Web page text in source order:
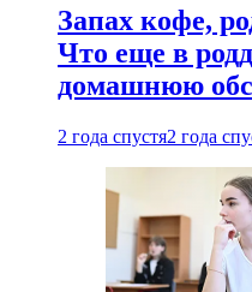
Запах кофе,
Что еще в
домашнюю
2 года спустя2 года